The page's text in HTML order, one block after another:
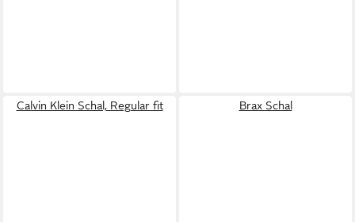
Calvin Klein Schal, Regular fit Brax Schal